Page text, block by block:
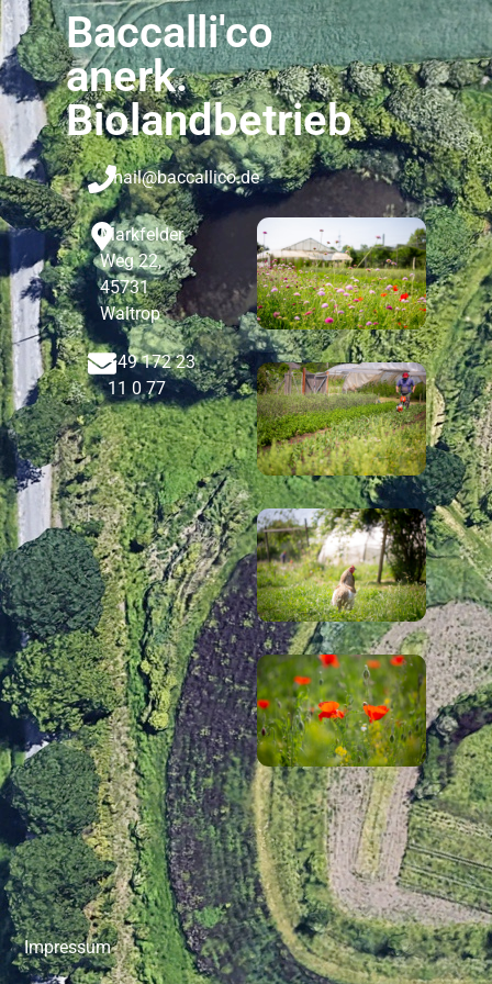
Baccalli'co
anerk.
Biolandbetrieb
mail@baccallico.de
Markfelder
Weg 22,
45731
Waltrop
+49 172 23
11 0 77
Impressum